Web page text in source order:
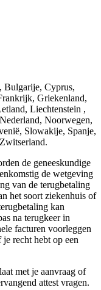
Bulgarije, Cyprus,
Griekenland,
Liechtenstein ,
Noorwegen,
Slowakije, Spanje,
de geneeskundige
de wetgeving
van de terugbetaling
het soort ziekenhuis of
kan
na terugkeer in
facturen voorleggen
recht hebt op een
met je aanvraag of
attest vragen.